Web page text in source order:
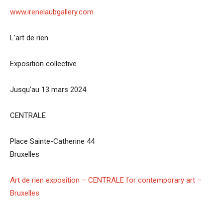
www.irenelaubgallery.com
L’art de rien
Exposition collective
Jusqu’au 13 mars 2024
CENTRALE
Place Sainte-Catherine 44
Bruxelles
Art de rien exposition – CENTRALE for contemporary art –
Bruxelles